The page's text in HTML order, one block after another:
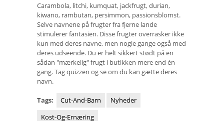
Carambola, litchi, kumquat, jackfrugt, durian,
kiwano, rambutan, persimmon, passionsblomst.
Selve navnene på frugter fra fjerne lande
stimulerer fantasien. Disse frugter overrasker ikke
kun med deres navne, men nogle gange også med
deres udseende. Du er helt sikkert stødt på en
sådan "mærkelig" frugt i butikken mere end én
gang. Tag quizzen og se om du kan gætte deres
navn.
Tags: Cut-And-Barn
Nyheder
Kost-Og-Ernæring